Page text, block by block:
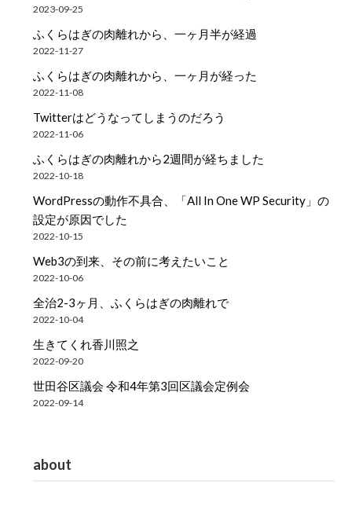
2023-09-25
ふくらはぎの肉離れから、一ヶ月半が経過
2022-11-27
ふくらはぎの肉離れから、一ヶ月が経った
2022-11-08
Twitterはどうなってしまうのだろう
2022-11-06
ふくらはぎの肉離れから2週間が経ちました
2022-10-18
WordPressの動作不具合、「All In One WP Security」の
設定が原因でした
2022-10-15
Web3の到来、その前に考えたいこと
2022-10-06
全治2-3ヶ月、ふくらはぎの肉離れで
2022-10-04
生きてくれ香川照之
2022-09-20
世田谷区議会 令和4年第3回区議会定例会
2022-09-14
about